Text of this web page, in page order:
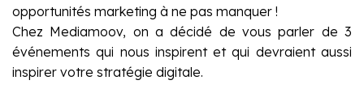
opportunités marketing à ne pas manquer !
Chez Mediamoov, on a décidé de vous parler de 3
événements qui nous inspirent et qui devraient aussi
inspirer votre stratégie digitale.